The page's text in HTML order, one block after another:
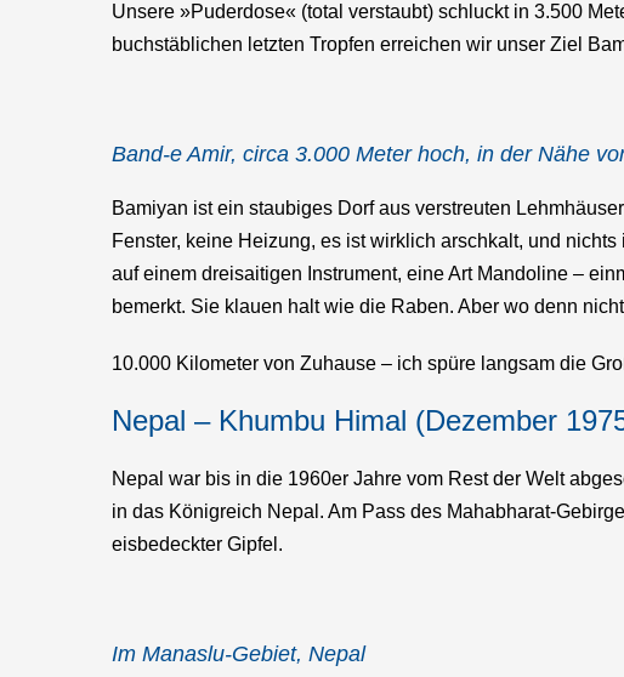
Unsere »Puderdose« (total verstaubt) schluckt in 3.500
buchstäblichen letzten Tropfen erreichen wir unser Ziel
Band-e Amir, circa 3.000 Meter hoch, in der Nähe
Bamiyan ist ein staubiges Dorf aus verstreuten
Fenster, keine Heizung, es ist wirklich arschkalt, und
auf einem dreisaitigen Instrument, eine Art Mandoline –
bemerkt. Sie klauen halt wie die Raben. Aber wo denn
10.000 Kilometer von Zuhause – ich spüre langsam die
Nepal – Khumbu Himal (Dezember
Nepal war bis in die 1960er Jahre vom Rest der Welt
in das Königreich Nepal. Am Pass des Mahabharat-
eisbedeckter Gipfel.
Im Manaslu-Gebiet, Nepal